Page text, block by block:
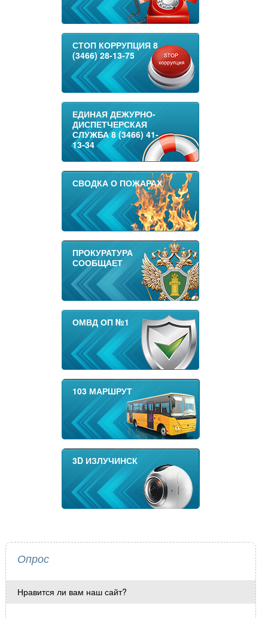
СТОП КОРРУПЦИЯ 8
(3466) 28-13-75
ЕДИНАЯ ДЕЖУРНО-
ДИСПЕТЧЕРСКАЯ
СЛУЖБА 8 (3466) 41-
13-34
СВОДКА О ПОЖАРАХ
ПРОКУРАТУРА
СООБЩАЕТ
ОМВД ОП №1
103 МАРШРУТ
3D ИЗЛУЧИНСК
Опрос
Нравится ли вам наш сайт?